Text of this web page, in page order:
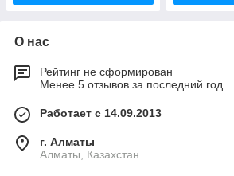
О нас
Рейтинг не сформирован
Менее 5 отзывов за последний год
Работает с 14.09.2013
г. Алматы
Алматы, Казахстан